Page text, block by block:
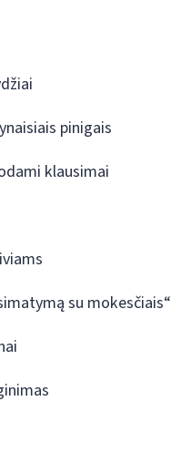
pinigais
klausimai
su mokesčiais“